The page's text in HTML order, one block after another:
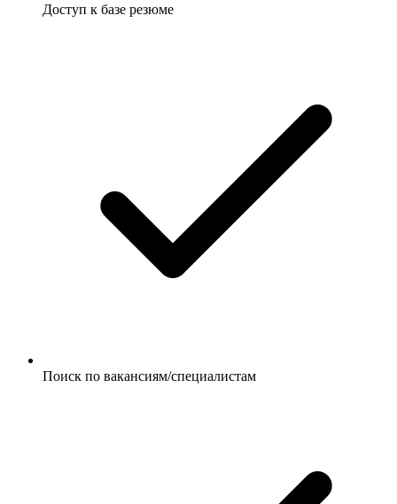
Доступ к базе резюме
Поиск по вакансиям/специалистам